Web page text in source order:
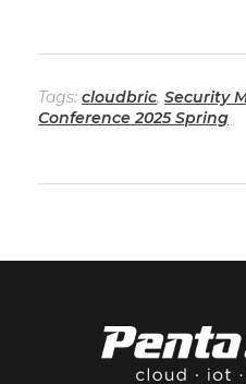
Tags: cloudbric, Security
Conference 2025 Spring